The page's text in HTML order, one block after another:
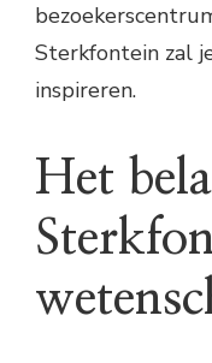
Sterkfontein zal
inspireren.
Het